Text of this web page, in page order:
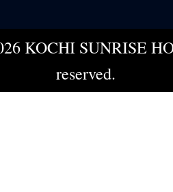
KOCHI SUNRISE
reserved.